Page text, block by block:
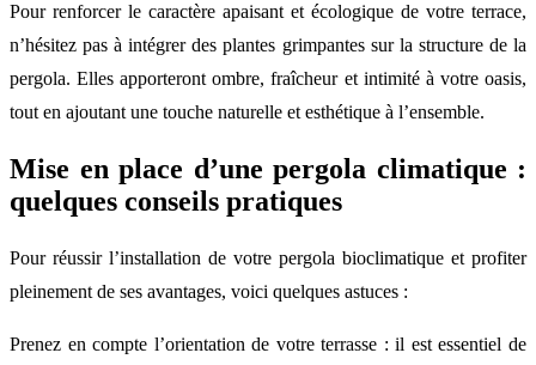
Pour renforcer le caractère apaisant et écologique de votre terrace,
n’hésitez pas à intégrer des plantes grimpantes sur la structure de la
pergola. Elles apporteront ombre, fraîcheur et intimité à votre oasis,
tout en ajoutant une touche naturelle et esthétique à l’ensemble.
Mise en place d’une pergola climatique :
quelques conseils pratiques
Pour réussir l’installation de votre pergola bioclimatique et profiter
pleinement de ses avantages, voici quelques astuces :
Prenez en compte l’orientation de votre terrasse : il est essentiel de